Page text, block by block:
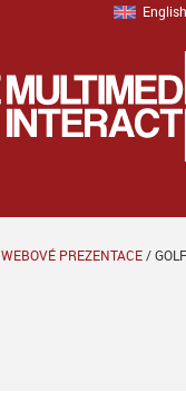
English
WEBOVÉ PREZENTACE/